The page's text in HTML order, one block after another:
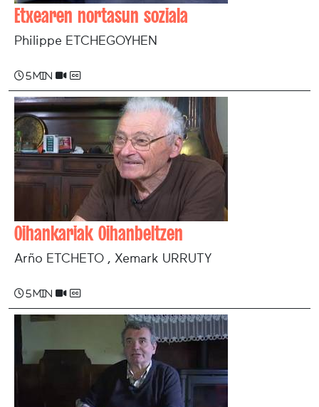
Etxearen nortasun soziala
Philippe ETCHEGOYHEN
5 min
Oihankariak Oihanbeltzen
Arño ETCHETO , Xemark URRUTY
5 min